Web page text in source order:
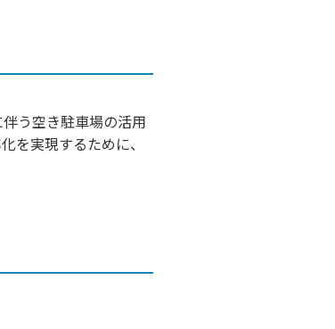
う空き駐車場の活用
を実現するために、